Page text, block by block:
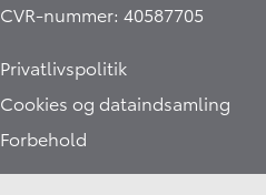
CVR-nummer: 40587705
Privatlivspolitik
Cookies og dataindsamling
Forbehold